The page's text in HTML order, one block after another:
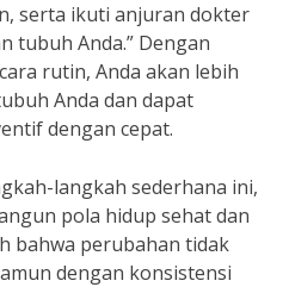
serta ikuti anjuran dokter
tubuh Anda.” Dengan
rutin, Anda akan lebih
Anda dan dapat
dengan cepat.
langkah sederhana ini,
pola hidup sehat dan
bahwa perubahan tidak
dengan konsistensi